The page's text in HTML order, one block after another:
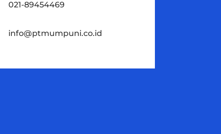
021-89454469
info@ptmumpuni.co.id